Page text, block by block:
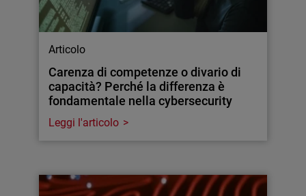
Articolo
Carenza di competenze o divario di
capacità? Perché la differenza è
fondamentale nella cybersecurity
Leggi l'articolo